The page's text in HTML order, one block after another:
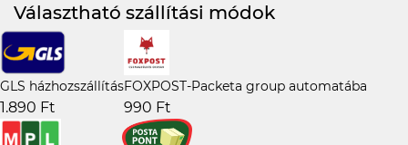
Választható szállítási módok
GLS házhozszállítás
1.890 Ft
FOXPOST-Packeta group automatába
990 Ft